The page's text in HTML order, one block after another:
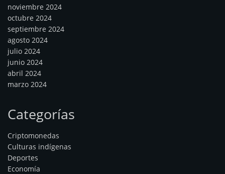
noviembre 2024
octubre 2024
septiembre 2024
agosto 2024
julio 2024
junio 2024
abril 2024
marzo 2024
Categorías
Criptomonedas
Culturas indígenas
Deportes
Economía